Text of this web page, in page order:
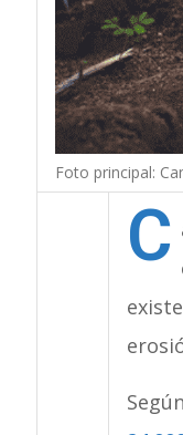
Foto principal:
C